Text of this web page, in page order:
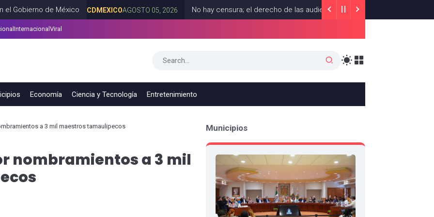
de México CDMEXICOAGOSTO 05, 2026 No hay censura; el derecho de las audiencias es un principio constitucional:
AGOSTO 04, 2026
Internacional Viral
Economía Ciencia y Tecnología Entretenimiento
a 3 mil maestros tamaulipecos
nombramientos a 3 mil
Municipios